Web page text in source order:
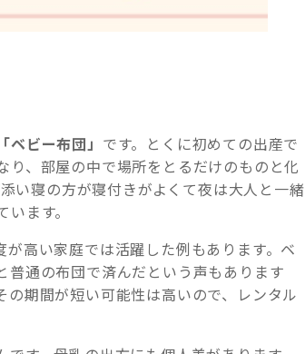
「ベビー布団」 です。とくに初めての出産で
、部屋の中で場所をとるだけのものと化
い寝の方が寝付きがよくて夜は大人と一緒
ます。
高い家庭では活躍した例もあります。ベ
普通の布団で済んだという声もあります
期間が短い可能性は高いので、レンタル